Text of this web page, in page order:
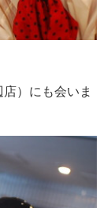
）にも会いま